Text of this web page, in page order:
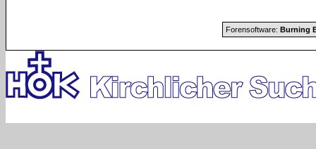
Forensoftware: Burning